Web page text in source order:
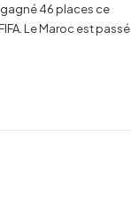
gagné 46 places ce
Le Maroc est passé